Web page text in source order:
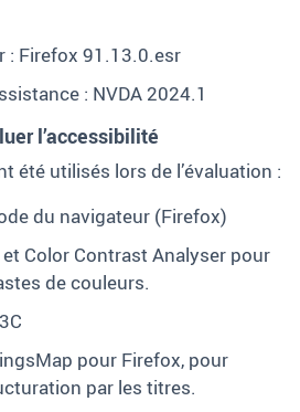
: Firefox 91.13.0.esr
: NVDA 2024.1
l’accessibilité
été utilisés lors de l’évaluation :
du navigateur (Firefox)
et Color Contrast Analyser pour
de couleurs.
pour Firefox, pour
par les titres.